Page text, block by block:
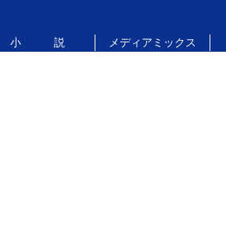
小 説 メディアミックス